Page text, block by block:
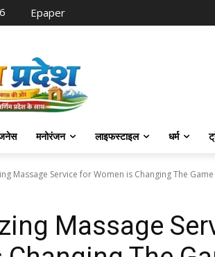
Epaper
मनोरंजन लाइफस्‍टाइल धर्म
Massage Service for Women is Changing The Game
Massage